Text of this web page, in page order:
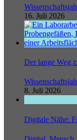
16. Juli 2026
Der lange Weg
8. Juli 2026
Digitale Nähe: